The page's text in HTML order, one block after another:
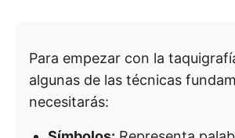
Para empezar con la
algunas de las técnicas
necesitarás: